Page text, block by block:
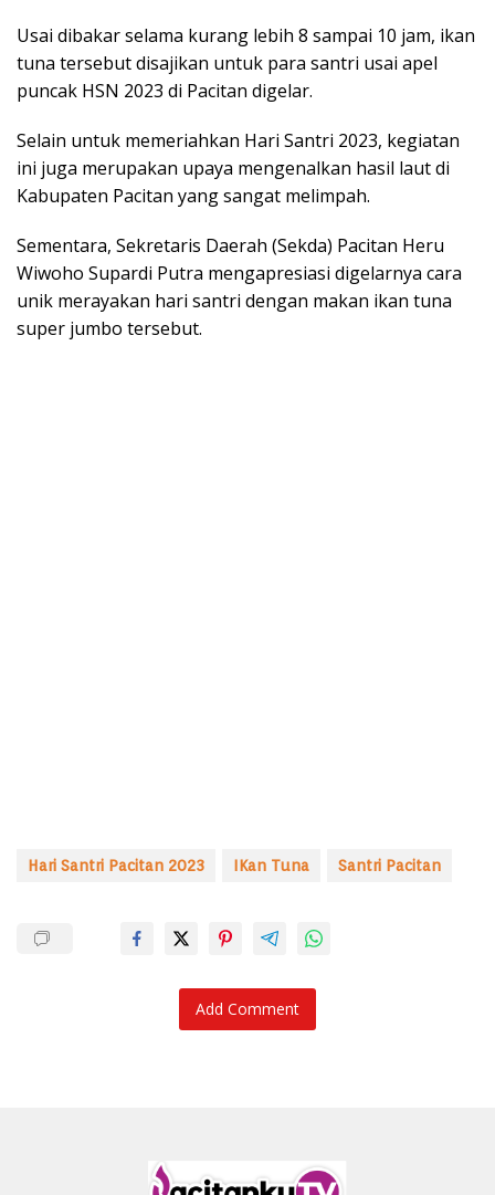
Usai dibakar selama kurang lebih 8 sampai 10 jam, ikan
tuna tersebut disajikan untuk para santri usai apel
puncak HSN 2023 di Pacitan digelar.
Selain untuk memeriahkan Hari Santri 2023, kegiatan
ini juga merupakan upaya mengenalkan hasil laut di
Kabupaten Pacitan yang sangat melimpah.
Sementara, Sekretaris Daerah (Sekda) Pacitan Heru
Wiwoho Supardi Putra mengapresiasi digelarnya cara
unik merayakan hari santri dengan makan ikan tuna
super jumbo tersebut.
Hari Santri Pacitan 2023 IKan Tuna Santri Pacitan
Add Comment